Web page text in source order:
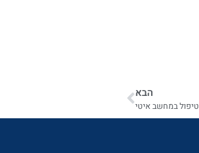
הבא
טיפול במחשב איטי